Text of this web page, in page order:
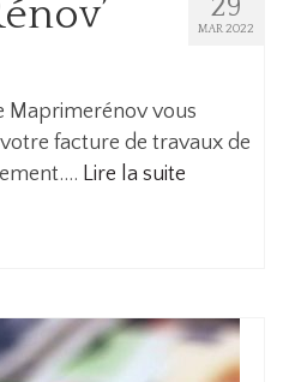
29
MAR 2022
Maprimerénov vous
facture de travaux de
Lire la suite